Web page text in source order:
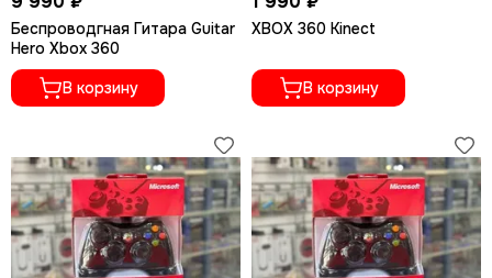
Беспроводгная Гитара Guitar
Hero Xbox 360
В корзину
XBOX 360 Kinect
В корзину